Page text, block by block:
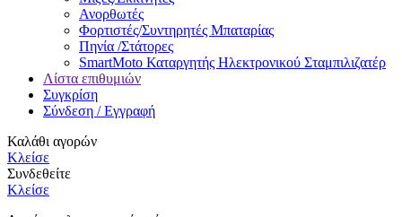
Ανορθωτές
Φορτιστές/Συντηρητές Μπαταρίας
Πηνία /Στάτορες
SmartMoto Καταργητής Ηλεκτρονικού Σταμπιλιζατέρ
Λίστα επιθυμιών
Συγκρίση
Σύνδεση / Εγγραφή
Καλάθι αγορών
Κλείσε
Συνδεθείτε
Κλείσε